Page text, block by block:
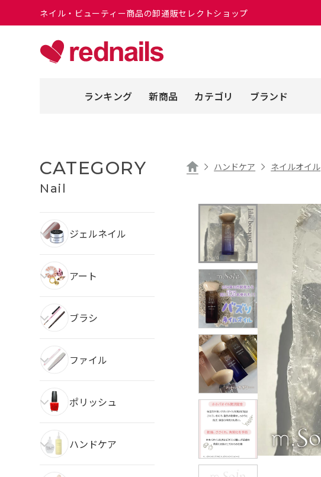
ネイル・ビューティー商品の卸通販セレクトショップ
ランキング 新商品 カテゴリ ブランド
CATEGORY
Nail
ジェルネイル
アート
ブラシ
ファイル
ポリッシュ
ハンドケア
ハンドケア ネイルオイル